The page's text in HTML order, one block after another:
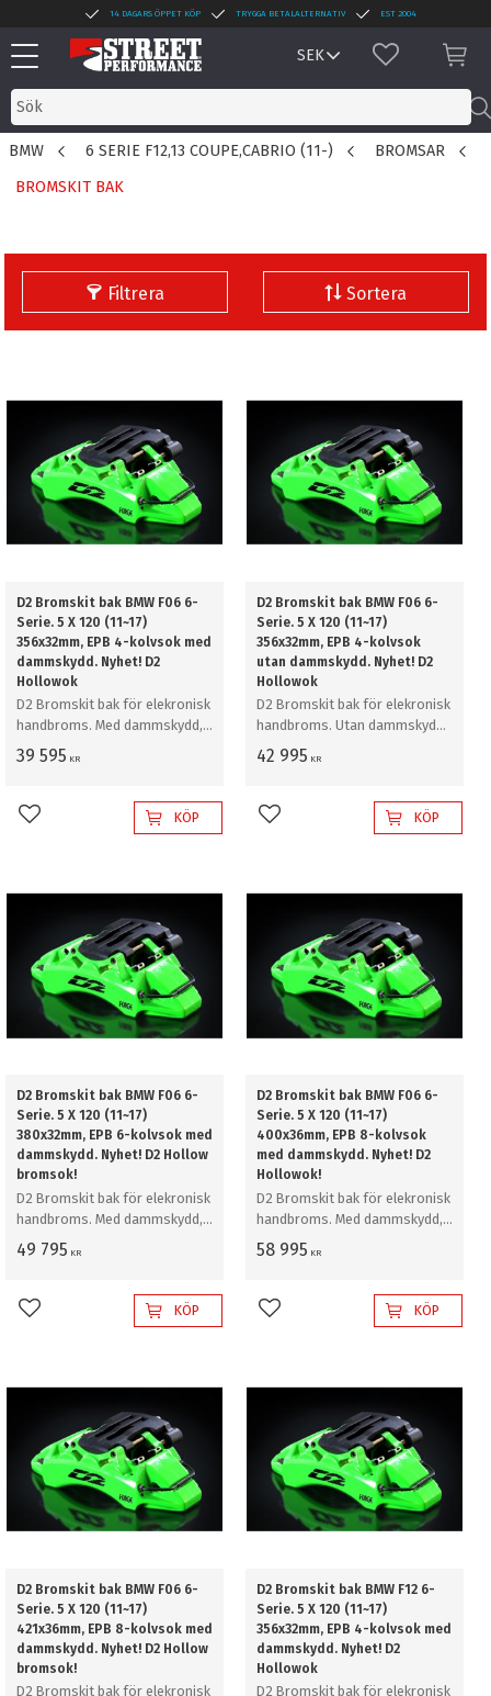
Meny
14 DAGARS ÖPPET KÖP TRYGGA BETALALTERNATIV EST 2004
FAVORITER
BMW 6 SERIE F12,13 COUPE,CABRIO (11-)
BROMSAR
BROMSKIT BAK
Filtrera Sortera
D2 Bromskit bak BMW F06 6-
Serie. 5 X 120 (11~17)
356x32mm, EPB 4-kolvsok med
dammskydd. Nyhet! D2
Hollowok
D2 Bromskit bak för elekronisk
handbroms. Med dammskydd,
356mm
39 595 KR
Lägg till i favoriterKÖP
D2 Bromskit bak BMW F06 6-
Serie. 5 X 120 (11~17)
356x32mm, EPB 4-kolvsok
utan dammskydd. Nyhet! D2
Hollowok
D2 Bromskit bak för elekronisk
handbroms. Utan dammskydd,
356mm
42 995 KR
Lägg till i favoriterKÖP
D2 Bromskit bak BMW F06 6-
Serie. 5 X 120 (11~17)
380x32mm, EPB 6-kolvsok med
dammskydd. Nyhet! D2 Hollow
bromsok!
D2 Bromskit bak för elekronisk
handbroms. Med dammskydd,
380mm
49 795 KR
Lägg till i favoriterKÖP
D2 Bromskit bak BMW F06 6-
Serie. 5 X 120 (11~17)
400x36mm, EPB 8-kolvsok
med dammskydd. Nyhet! D2
Hollowok!
D2 Bromskit bak för elekronisk
handbroms. Med dammskydd,
400mm
58 995 KR
Lägg till i favoriterKÖP
D2 Bromskit bak BMW F06 6-
Serie. 5 X 120 (11~17)
421x36mm, EPB 8-kolvsok med
dammskydd. Nyhet! D2 Hollow
bromsok!
D2 Bromskit bak för elekronisk
D2 Bromskit bak BMW F12 6-
Serie. 5 X 120 (11~17)
356x32mm, EPB 4-kolvsok med
dammskydd. Nyhet! D2
Hollowok
D2 Bromskit bak för elekronisk